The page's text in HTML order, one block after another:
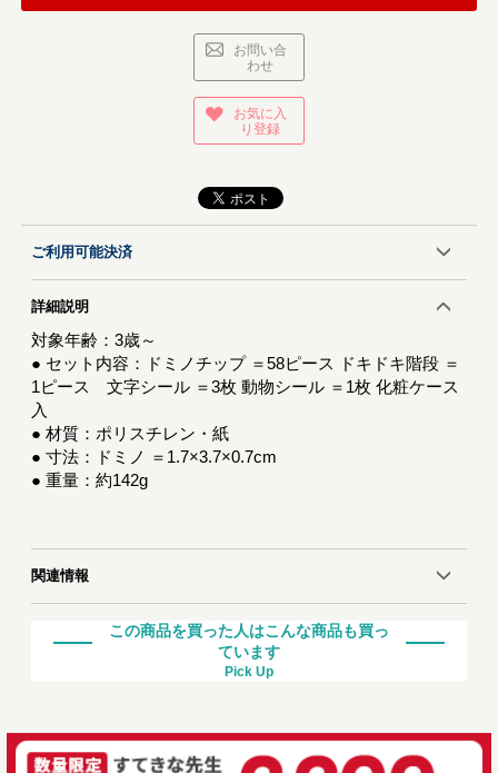
お問い合
わせ
お気に入
り登録
ご利用可能決済
詳細説明
対象年齢：3歳～
● セット内容：ドミノチップ ＝58ピース ドキドキ階段 ＝
1ピース 文字シール ＝3枚 動物シール ＝1枚 化粧ケース
入
● 材質：ポリスチレン・紙
● 寸法：ドミノ ＝1.7×3.7×0.7cm
● 重量：約142g
関連情報
この商品を買った人はこんな商品も買っ
ています
Pick Up